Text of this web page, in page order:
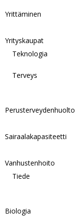
Yrittäminen
Yrityskaupat
Teknologia
Terveys
Perusterveydenhuolto
Sairaalakapasiteetti
Vanhustenhoito
Tiede
Biologia